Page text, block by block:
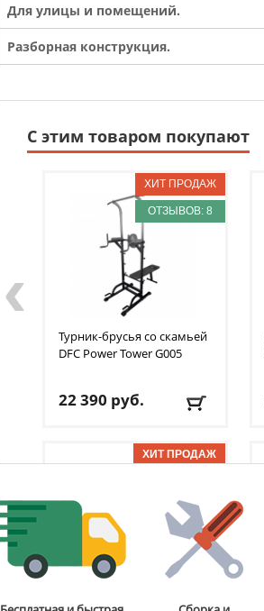
Для улицы и помещений.
Разборная конструкция.
С этим товаром покупают
ОТЗЫВОВ: 8
Турник-брусья со скамьей
DFC Power Tower G005
22 390 руб.
БЕСПЛАТНО,
2-3 дня
Бита для аэрохоккея 75
‹